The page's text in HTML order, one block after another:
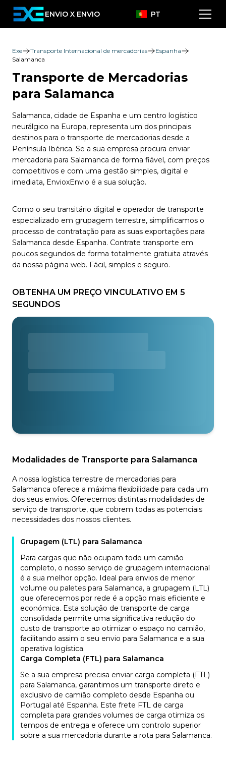
ENVIO X ENVIO PT
Exe Transporte Internacional de mercadorias
Espanha
Salamanca
Transporte de Mercadorias
para Salamanca
Salamanca, cidade de Espanha e um centro logístico
neurálgico na Europa, representa um dos principais
destinos para o transporte de mercadorias desde a
Península Ibérica. Se a sua empresa procura enviar
mercadoria para Salamanca de forma fiável, com preços
competitivos e com uma gestão simples, digital e
imediata, EnvioxEnvio é a sua solução.
Como o seu transitário digital e operador de transporte
especializado em grupagem terrestre, simplificamos o
processo de contratação para as suas exportações para
Salamanca desde Espanha. Contrate transporte em
poucos segundos de forma totalmente gratuita através
da nossa página web. Fácil, simples e seguro.
OBTENHA UM PREÇO VINCULATIVO EM 5
SEGUNDOS
Modalidades de Transporte para Salamanca
A nossa logística terrestre de mercadorias para
Salamanca oferece a máxima flexibilidade para cada um
dos seus envios. Oferecemos distintas modalidades de
serviço de transporte, que cobrem todas as potenciais
necessidades dos nossos clientes.
Grupagem (LTL) para Salamanca
Para cargas que não ocupam todo um camião
completo, o nosso serviço de grupagem internacional
é a sua melhor opção. Ideal para envios de menor
volume ou paletes para Salamanca, a grupagem (LTL)
que oferecemos por rede é a opção mais eficiente e
económica. Esta solução de transporte de carga
consolidada permite uma significativa redução do
custo de transporte ao otimizar o espaço no camião,
facilitando assim o seu envio para Salamanca e a sua
operativa logística.
Carga Completa (FTL) para Salamanca
Se a sua empresa precisa enviar carga completa (FTL)
para Salamanca, garantimos um transporte direto e
exclusivo de camião completo desde Espanha ou
Portugal até Espanha. Este frete FTL de carga
completa para grandes volumes de carga otimiza os
tempos de entrega e oferece um controlo superior
sobre a sua mercadoria durante a rota para Salamanca.